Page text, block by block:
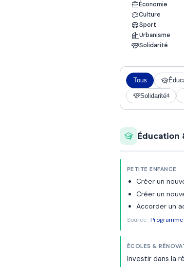
Économie
Culture
Sport
Urbanisme
Solidarité
Tous
Solidarité4
Éducation
PETITE ENFANCE
Créer un
Créer un
Accorder un
Source :
ÉCOLES &
Investir dans la